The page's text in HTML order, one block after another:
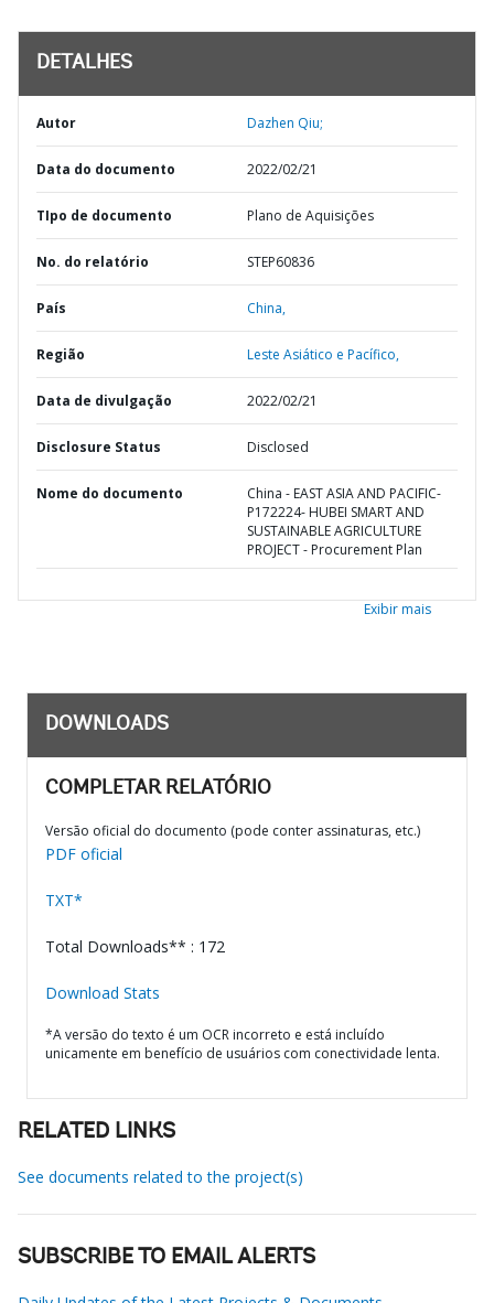
DETALHES
Autor Dazhen Qiu;
Data do documento 2022/02/21
TIpo de documento Plano de Aquisições
No. do relatório STEP60836
País China,
Região Leste Asiático e Pacífico,
Data de divulgação 2022/02/21
Disclosure Status Disclosed
Nome do documento
China - EAST ASIA AND PACIFIC-
P172224- HUBEI SMART AND
SUSTAINABLE AGRICULTURE
PROJECT - Procurement Plan
Exibir mais
DOWNLOADS
COMPLETAR RELATÓRIO
Versão oficial do documento (pode conter assinaturas, etc.)
PDF oficial
TXT*
Total Downloads** : 172
Download Stats
*A versão do texto é um OCR incorreto e está incluído
unicamente em benefício de usuários com conectividade lenta.
RELATED LINKS
See documents related to the project(s)
SUBSCRIBE TO EMAIL ALERTS